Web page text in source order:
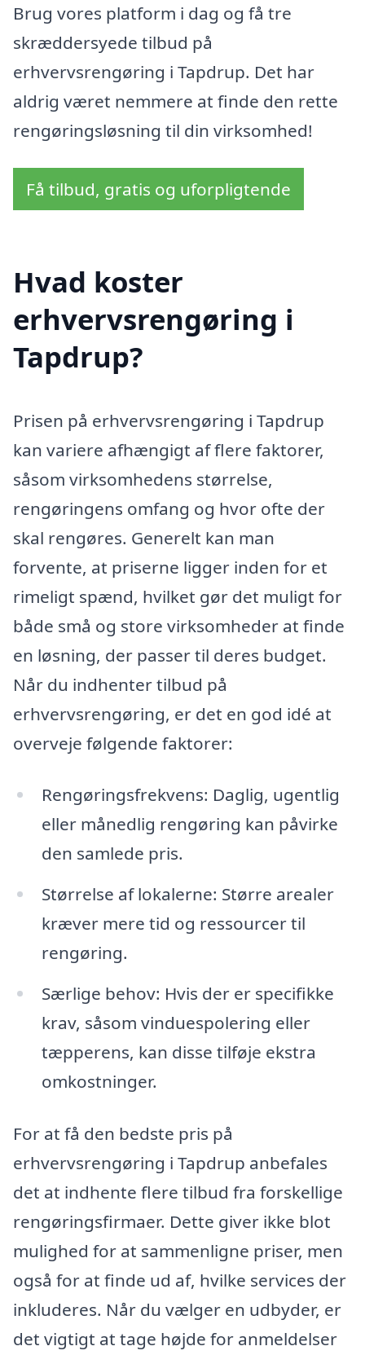
Brug vores platform i dag og få tre
skræddersyede tilbud på
erhvervsrengøring i Tapdrup. Det har
aldrig været nemmere at finde den rette
rengøringsløsning til din virksomhed!
Få tilbud, gratis og uforpligtende
Hvad koster
erhvervsrengøring i
Tapdrup?
Prisen på erhvervsrengøring i Tapdrup
kan variere afhængigt af flere faktorer,
såsom virksomhedens størrelse,
rengøringens omfang og hvor ofte der
skal rengøres. Generelt kan man
forvente, at priserne ligger inden for et
rimeligt spænd, hvilket gør det muligt for
både små og store virksomheder at finde
en løsning, der passer til deres budget.
Når du indhenter tilbud på
erhvervsrengøring, er det en god idé at
overveje følgende faktorer:
Rengøringsfrekvens: Daglig, ugentlig
eller månedlig rengøring kan påvirke
den samlede pris.
Størrelse af lokalerne: Større arealer
kræver mere tid og ressourcer til
rengøring.
Særlige behov: Hvis der er specifikke
krav, såsom vinduespolering eller
tæpperens, kan disse tilføje ekstra
omkostninger.
For at få den bedste pris på
erhvervsrengøring i Tapdrup anbefales
det at indhente flere tilbud fra forskellige
rengøringsfirmaer. Dette giver ikke blot
mulighed for at sammenligne priser, men
også for at finde ud af, hvilke services der
inkluderes. Når du vælger en udbyder, er
det vigtigt at tage højde for anmeldelser